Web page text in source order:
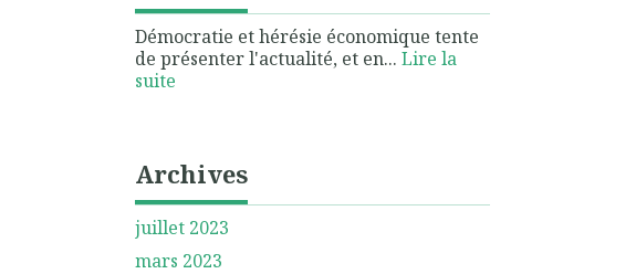
Démocratie et hérésie économique tente
de présenter l'actualité, et en... Lire la
suite
Archives
juillet 2023
mars 2023